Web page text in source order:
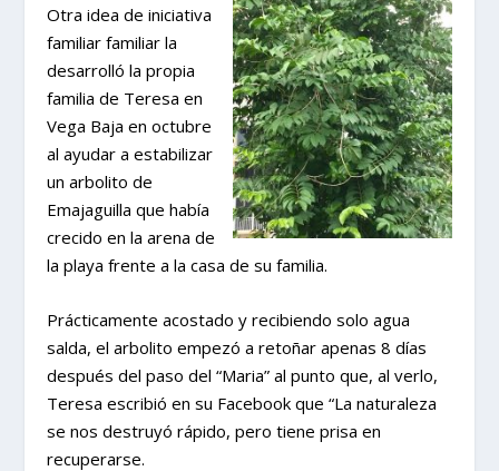
Otra idea de iniciativa
familiar familiar la
desarrolló la propia
familia de Teresa en
Vega Baja en octubre
al ayudar a estabilizar
un arbolito de
Emajaguilla que había
crecido en la arena de
la playa frente a la casa de su familia.
Prácticamente acostado y recibiendo solo agua
salda, el arbolito empezó a retoñar apenas 8 días
después del paso del “Maria” al punto que, al verlo,
Teresa escribió en su Facebook que “La naturaleza
se nos destruyó rápido, pero tiene prisa en
recuperarse.